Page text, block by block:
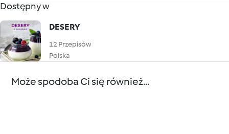
Dostępny w
DESERY
12 Przepisów
Polska
Może spodoba Ci się również...